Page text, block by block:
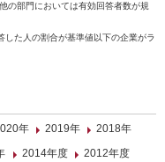
の部門においては有効回答者数が規
た人の割合が基準値以下の企業がラ
年 2019年
2018年
2014年度 2012年度